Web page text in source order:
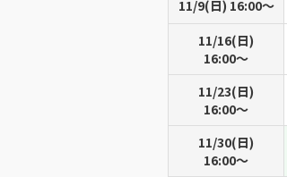
11/9(日) 16:00〜
11/16(日)
16:00〜
11/23(日)
16:00〜
11/30(日)
16:00〜